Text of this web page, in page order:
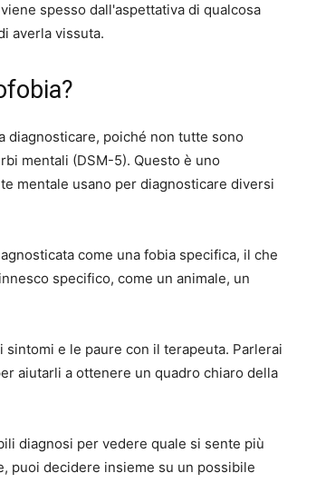
spesso dall'aspettativa di qualcosa
averla vissuta.
diagnosticare, poiché non tutte sono
mentali (DSM-5). Questo è uno
mentale usano per diagnosticare diversi
come una fobia specifica, il che
specifico, come un animale, un
e le paure con il terapeuta. Parlerai
aiutarli a ottenere un quadro chiaro della
diagnosi per vedere quale si sente più
puoi decidere insieme su un possibile